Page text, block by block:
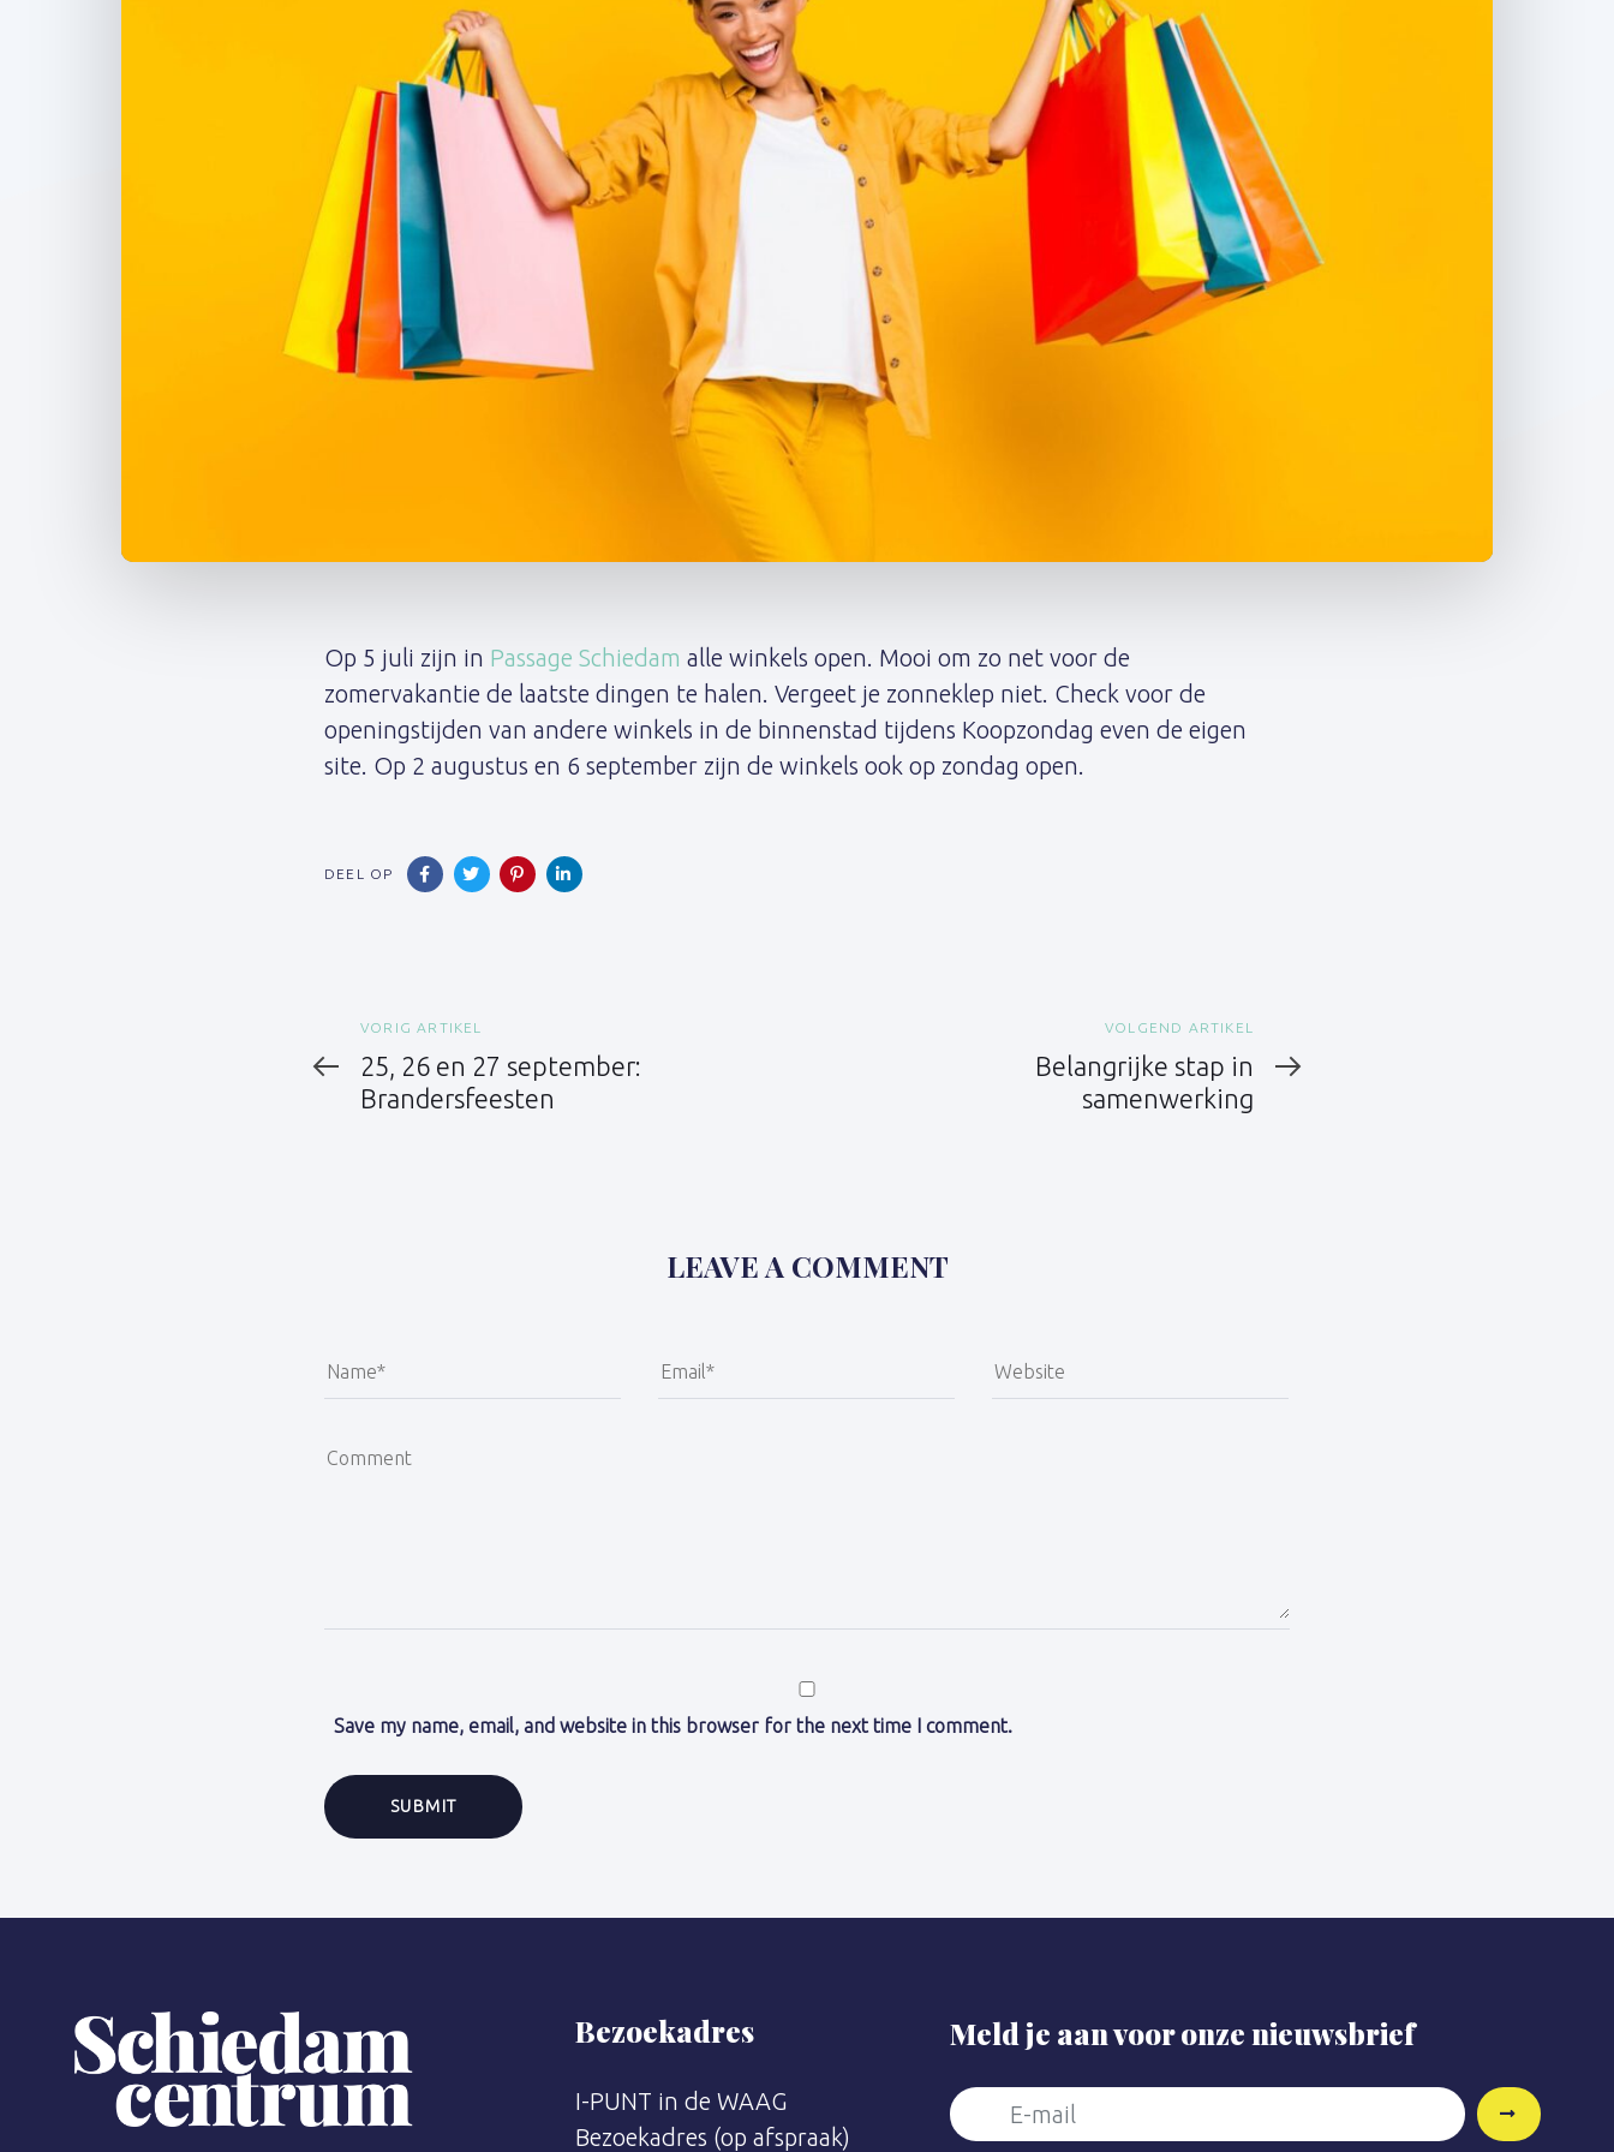
Op 5 juli zijn in Passage Schiedam alle winkels open. Mooi om zo net voor de
zomervakantie de laatste dingen te halen. Vergeet je zonneklep niet. Check voor de
openingstijden van andere winkels in de binnenstad tijdens Koopzondag even de eigen
site. Op 2 augustus en 6 september zijn de winkels ook op zondag open.
DEEL OP
navigation
Vorig
artikel
VORIG ARTIKEL
25, 26 en 27 september:
Brandersfeesten
VOLGEND ARTIKEL
Belangrijke stap in
samenwerking
LEAVE A COMMENT
Save my name, email, and website in this browser for the next time I comment.
Bezoekadres
I-PUNT in de WAAG
Bezoekadres (op afspraak)
Meld je aan voor onze nieuwsbrief